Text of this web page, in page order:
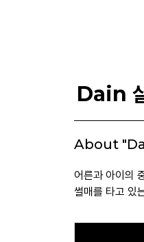
Dain
About
어른과 아이의
썰매를 타고 있